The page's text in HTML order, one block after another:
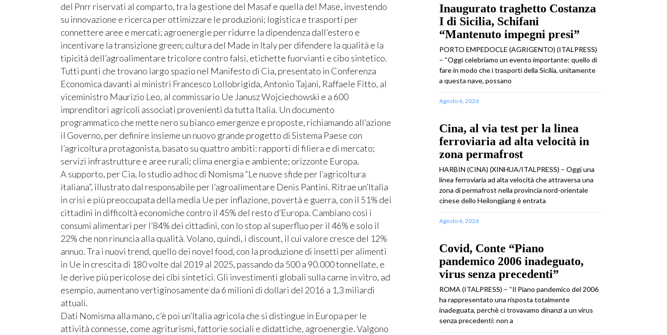
del Pnrr riservati al comparto, tra la gestione del Masaf e quella del Mase, investendo
su innovazione e ricerca per ottimizzare le produzioni; logistica e trasporti per
connettere aree e mercati; agroenergie per ridurre la dipendenza dall’estero e
incentivare la transizione green; cultura del Made in Italy per difendere la qualità e la
tipicità dell’agroalimentare tricolore contro falsi, etichette fuorvianti e cibo sintetico.
Tutti punti che trovano largo spazio nel Manifesto di Cia, presentato in Conferenza
Economica davanti ai ministri Francesco Lollobrigida, Antonio Tajani, Raffaele Fitto, al
viceministro Maurizio Leo, al commissario Ue Janusz Wojciechowski e a 600
imprenditori agricoli associati provenienti da tutta Italia. Un documento
programmatico che mette nero su bianco emergenze e proposte, richiamando all’azione
il Governo, per definire insieme un nuovo grande progetto di Sistema Paese con
l’agricoltura protagonista, basato su quattro ambiti: rapporti di filiera e di mercato;
servizi infrastrutture e aree rurali; clima energia e ambiente; orizzonte Europa.
A supporto, per Cia, lo studio ad hoc di Nomisma “Le nuove sfide per l’agricoltura
italiana”, illustrato dal responsabile per l’agroalimentare Denis Pantini. Ritrae un’Italia
in crisi e più preoccupata della media Ue per inflazione, povertà e guerra, con il 51% dei
cittadini in difficoltà economiche contro il 45% del resto d’Europa. Cambiano così i
consumi alimentari per l’84% dei cittadini, con lo stop al superfluo per il 46% e solo il
22% che non rinuncia alla qualità. Volano, quindi, i discount, il cui valore cresce del 12%
annuo. Tra i nuovi trend, quello dei novel food, con la produzione di insetti per alimenti
in Ue in crescita di 180 volte dal 2019 al 2025, passando da 500 a 90.000 tonnellate, e
le derive più pericolose dei cibi sintetici. Gli investimenti globali sulla carne in vitro, ad
esempio, aumentano vertiginosamente da 6 milioni di dollari del 2016 a 1,3 miliardi
attuali.
Dati Nomisma alla mano, c’è poi un’Italia agricola che si distingue in Europa per le
attività connesse, come agriturismi, fattorie sociali e didattiche, agroenergie. Valgono
Inaugurato traghetto Costanza
I di Sicilia, Schifani
“Mantenuto impegni presi”
PORTO EMPEDOCLE (AGRIGENTO) (ITALPRESS)
– “Oggi celebriamo un evento importante: quello di
fare in modo che i trasporti della Sicilia, unitamente
a questa nave, possano
Agosto 6, 2026
Cina, al via test per la linea
ferroviaria ad alta velocità in
zona permafrost
HARBIN (CINA) (XINHUA/ITALPRESS) – Oggi una
linea ferroviaria ad alta velocità che attraversa una
zona di permafrost nella provincia nord-orientale
cinese dello Heilongjiang è entrata
Agosto 6, 2026
Covid, Conte “Piano
pandemico 2006 inadeguato,
virus senza precedenti”
ROMA (ITALPRESS) – “Il Piano pandemico del 2006
ha rappresentato una risposta totalmente
inadeguata, perchè ci trovavamo dinanzi a un virus
senza precedenti: non a